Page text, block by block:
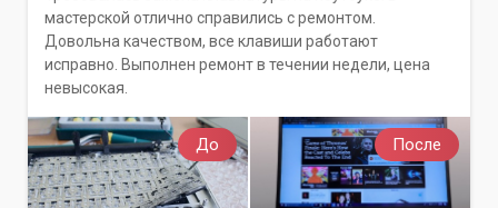
До После
мастерской отлично справились с ремонтом.
Довольна качеством, все клавиши работают
исправно. Выполнен ремонт в течении недели, цена
невысокая.